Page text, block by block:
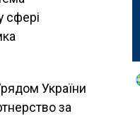
сфері
України
за